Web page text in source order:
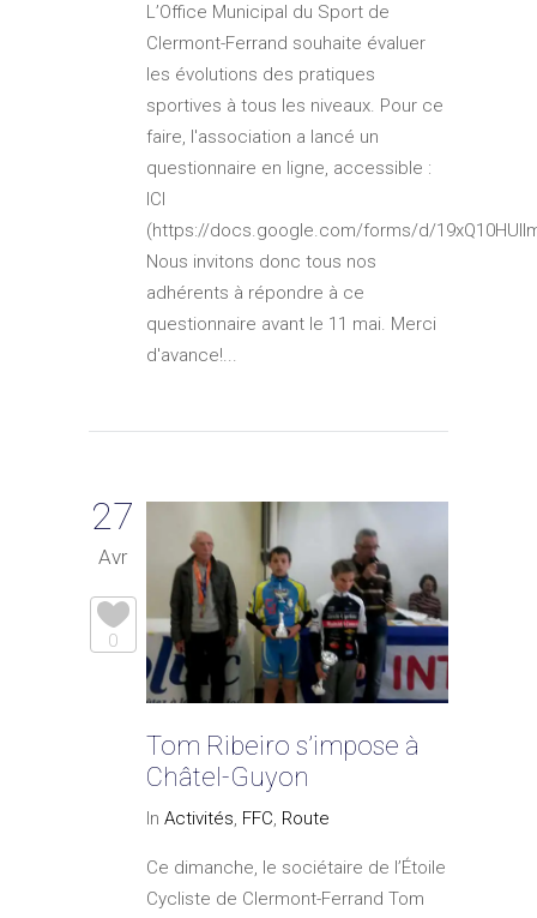
L’Office Municipal du Sport de
Clermont-Ferrand souhaite évaluer
les évolutions des pratiques
sportives à tous les niveaux. Pour ce
faire, l'association a lancé un
questionnaire en ligne, accessible :
ICI
(https://docs.google.com/forms/d/
Nous invitons donc tous nos
adhérents à répondre à ce
questionnaire avant le 11 mai. Merci
d'avance!...
27
Avr
0
Tom Ribeiro s’impose à
Châtel-Guyon
In Activités, FFC, Route
Ce dimanche, le sociétaire de l’Étoile
Cycliste de Clermont-Ferrand Tom